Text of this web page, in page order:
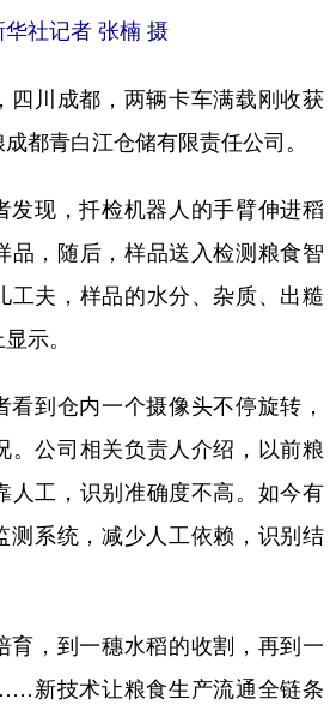
华社记者 张楠 摄
川成都，两辆卡车满载刚收获
都青白江仓储有限责任公司。
现，扦检机器人的手臂伸进稻
品，随后，样品送入检测粮食智
工夫，样品的水分、杂质、出糙
示。
到仓内一个摄像头不停旋转，
。公司相关负责人介绍，以前粮
人工，识别准确度不高。如今有
测系统，减少人工依赖，识别结
，到一穗水稻的收割，再到一
新技术让粮食生产流通全链条